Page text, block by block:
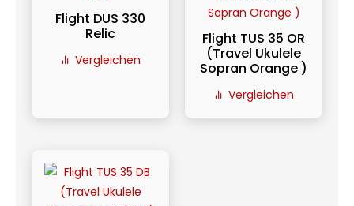
Flight DUS 330
Relic
Vergleichen
Flight TUS 35 OR
(Travel Ukulele
Sopran Orange )
Vergleichen